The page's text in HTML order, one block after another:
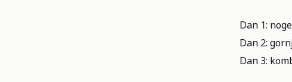
Dan 1:
Dan 2:
Dan 3: